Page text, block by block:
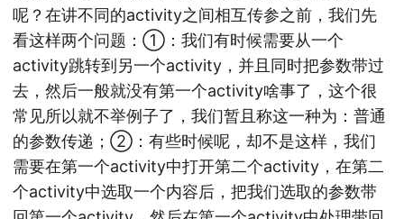
呢？在讲不同的activity之间相互传参之前，我们先
看这样两个问题：①：我们有时候需要从一个
activity跳转到另一个activity，并且同时把参数带过
去，然后一般就没有第一个activity啥事了，这个很
常见所以就不举例子了，我们暂且称这一种为：普通
的参数传递；②：有些时候呢，却不是这样，我们
需要在第一个activity中打开第二个activity，在第二
个activity中选取一个内容后，把我们选取的参数带